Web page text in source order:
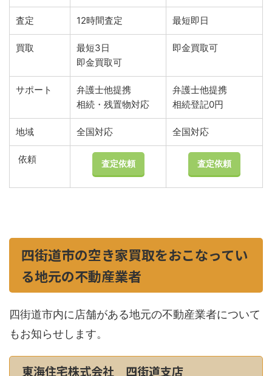
査定 12時間査定 最短即日
買取
最短3日
即金買取可
即金買取可
サポート
弁護士他提携
相続・残置物対応
弁護士他提携
相続登記0円
地域 全国対応 全国対応
依頼 査定依頼 査定依頼
四街道市の空き家買取をおこなってい
る地元の不動産業者
四街道市内に店舗がある地元の不動産業者について
もお知らせします。
東海住宅株式会社 四街道支店